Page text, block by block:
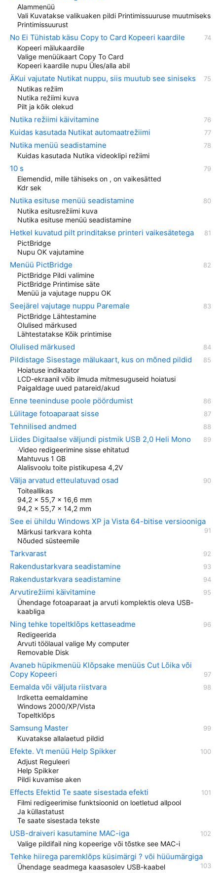
Alammenüü
Vali Kuvatakse valikuaken pildi Printimissuuruse muutmiseks
Printimissuurust
No Ei Tühistab käsu Copy to Card Kopeeri kaardile
Kopeeri mälukaardile
Valige menüükaart Copy To Card
Kopeeri kaardile nupu Üles/alla abil
ÄKui vajutate Nutikat nuppu, siis muutub see siniseks
Nutikas režiim
Nutika režiimi kuva
Pilt ja kõik olekud
Nutika režiimi käivitamine
Kuidas kasutada Nutikat automaatrežiimi
Nutika menüü seadistamine
Kuidas kasutada Nutika videoklipi režiimi
10 s
Elemendid, mille tähiseks on , on vaikesätted
Kdr sek
Nutika esituse menüü seadistamine
Nutika esitusrežiimi kuva
Nutika esituse menüü seadistamine
Hetkel kuvatud pilt prinditakse printeri vaikesätetega
PictBridge
Nupu OK vajutamine
Menüü PictBridge
PictBridge Pildi valimine
PictBridge Printimise säte
Menüü ja vajutage nuppu OK
Seejärel vajutage nuppu Paremale
PictBridge Lähtestamine
Olulised märkused
Lähtestatakse Kõik printimise
Olulised märkused
Pildistage Sisestage mälukaart, kus on mõned pildid
Hoiatuse indikaator
LCD-ekraanil võib ilmuda mitmesuguseid hoiatusi
Paigaldage uued patareid/akud
Enne teeninduse poole pöördumist
Lülitage fotoaparaat sisse
Tehnilised andmed
Liides Digitaalse väljundi pistmik USB 2,0 Heli Mono
·Video redigeerimine sisse ehitatud
Mahtuvus 1 GB
Alalisvoolu toite pistikupesa 4,2V
Välja arvatud etteulatuvad osad
Toiteallikas
94,2 x 55,7 x 16,6 mm
94,2 x 55,7 x 14,2 mm
See ei ühildu Windows XP ja Vista 64-bitise versiooniga
Märkusi tarkvara kohta
Nõuded süsteemile
Tarkvarast
Rakendustarkvara seadistamine
Rakendustarkvara seadistamine
Arvutirežiimi käivitamine
Ühendage fotoaparaat ja arvuti komplektis oleva USB-
kaabliga
Ning tehke topeltklõps kettaseadme
Redigeerida
Arvuti töölaual valige My computer
Removable Disk
Avaneb hüpikmenüü Klõpsake menüüs Cut Lõika või
Copy Kopeeri
Eemalda või väljuta riistvara
Irdketta eemaldamine
Windows 2000/XP/Vista
Topeltklõps
Samsung Master
Kuvatakse allalaetud pildid
Efekte. Vt menüü Help Spikker
Adjust Reguleeri
Help Spikker
Pildi kuvamise aken
Effects Efektid Te saate sisestada efekti
Filmi redigeerimise funktsioonid on loetletud allpool
Ja küllastatust
Te saate sisestada tekste
USB-draiveri kasutamine MAC-iga
Valige pildifail ning kopeerige või tõstke see MAC-i
Tehke hiirega paremklõps küsimärgi ? või hüüumärgiga
Ühendage seadmega kaasasolev USB-kaabel